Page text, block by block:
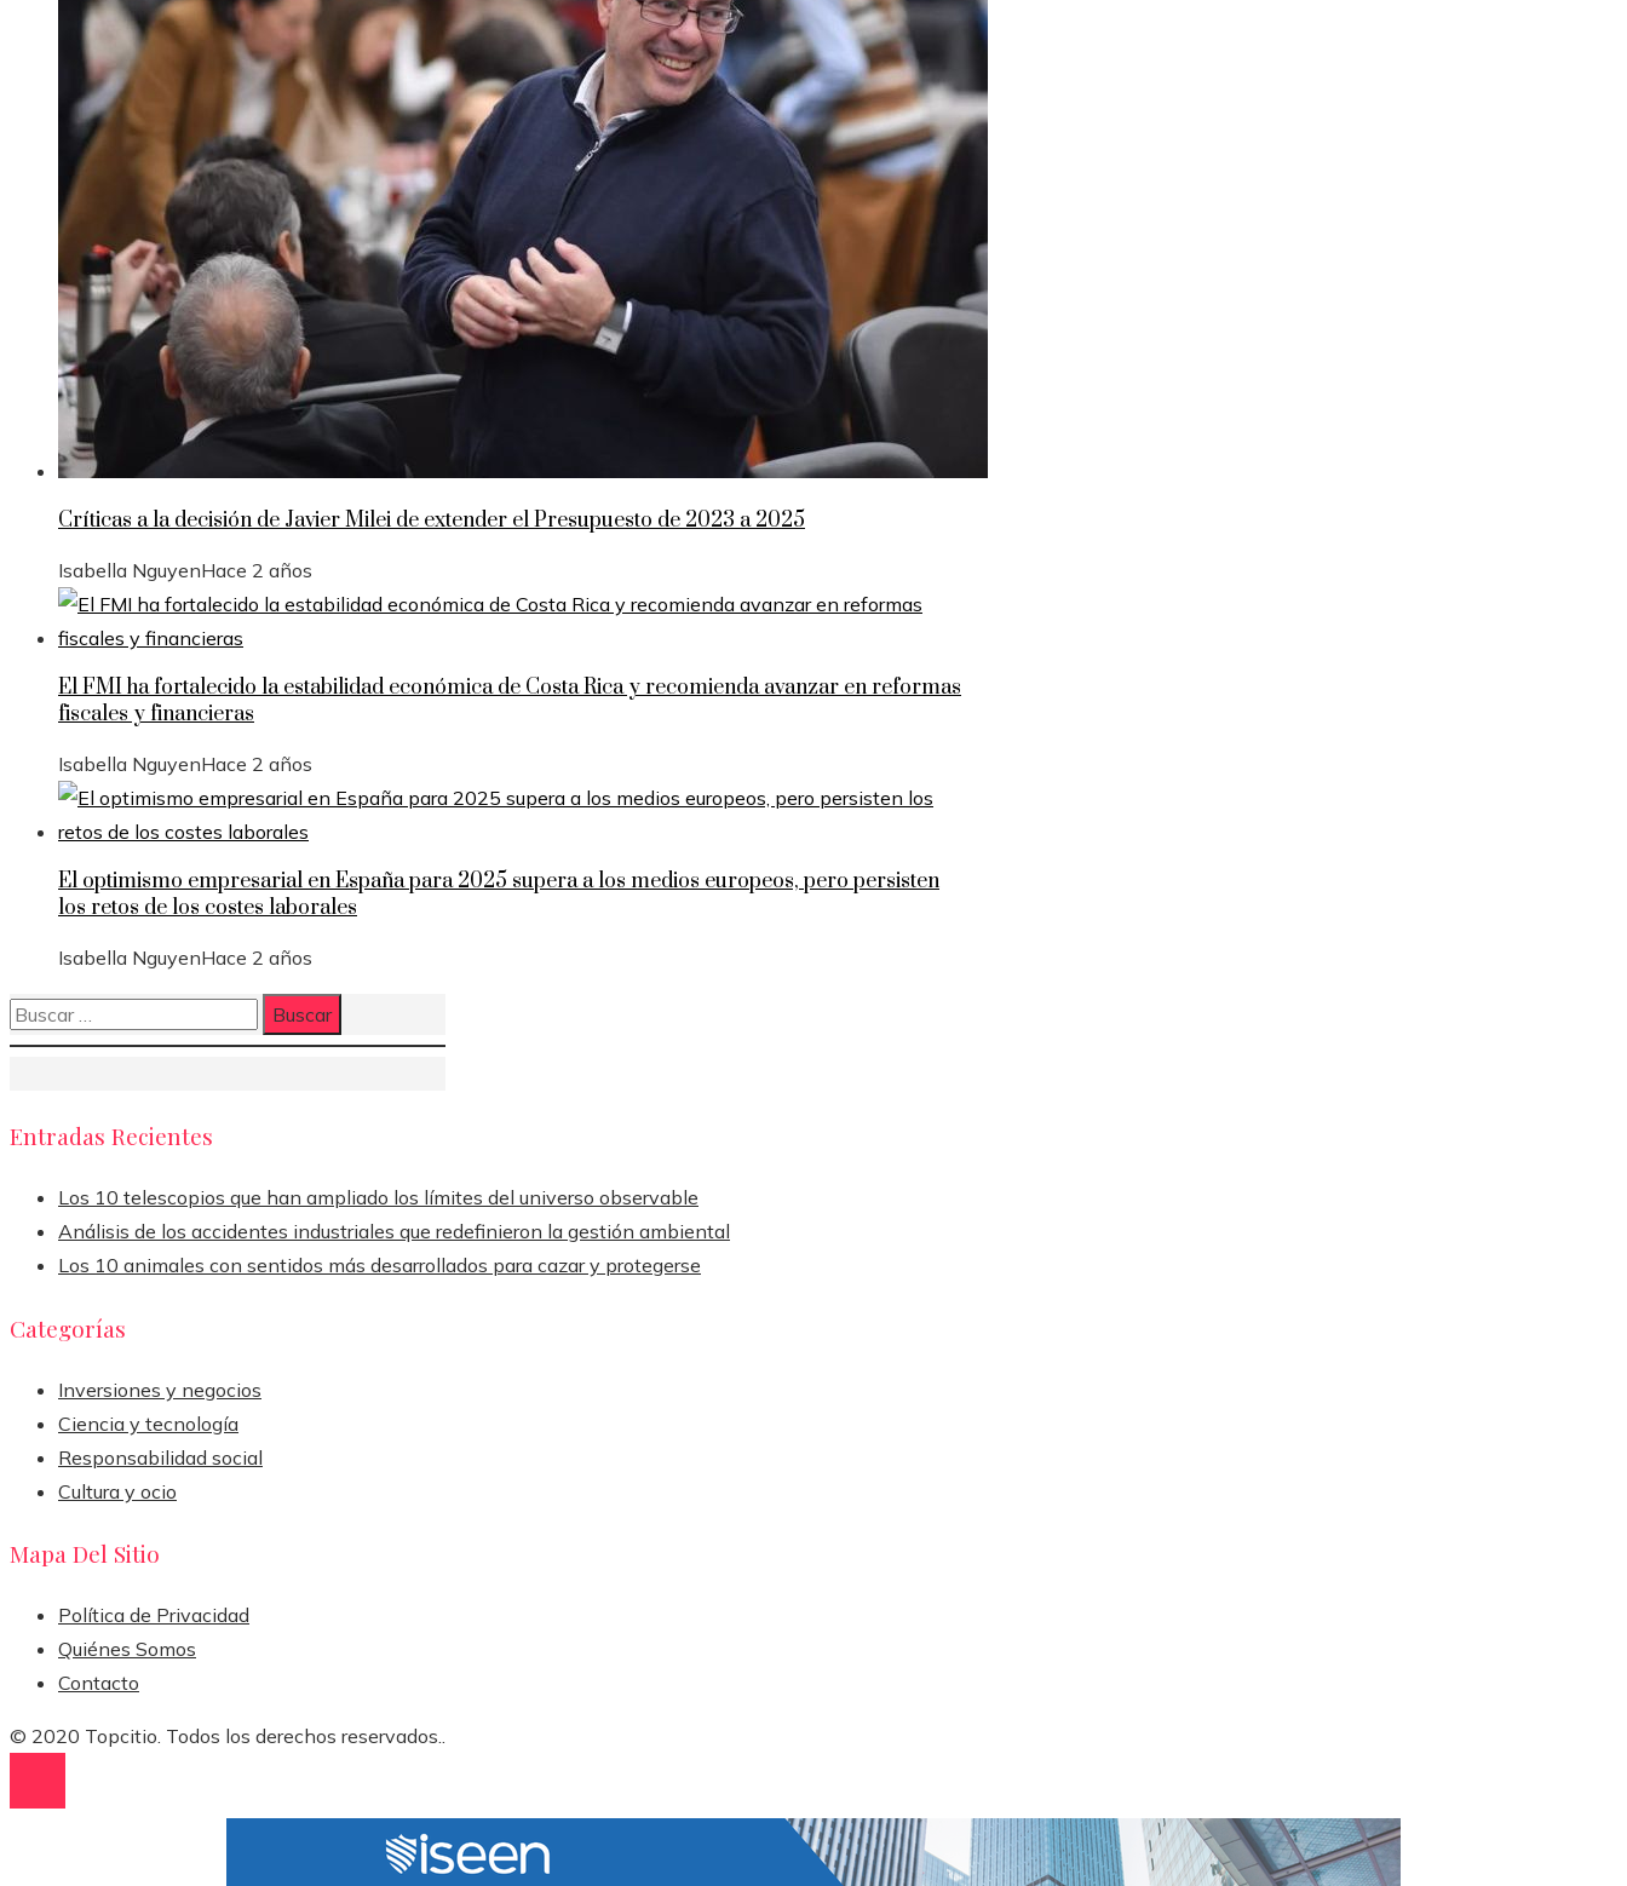
Críticas a la decisión de Javier Milei de extender el Presupuesto de 2023 a 2025
Isabella NguyenHace 2 años
El FMI ha fortalecido la estabilidad económica de Costa Rica y recomienda avanzar en reformas
fiscales y financieras
Isabella NguyenHace 2 años
El optimismo empresarial en España para 2025 supera a los medios europeos, pero persisten
los retos de los costes laborales
Isabella NguyenHace 2 años
Buscar:
Entradas Recientes
Los 10 telescopios que han ampliado los límites del universo observable
Análisis de los accidentes industriales que redefinieron la gestión ambiental
Los 10 animales con sentidos más desarrollados para cazar y protegerse
Categorías
Inversiones y negocios
Ciencia y tecnología
Responsabilidad social
Cultura y ocio
Mapa Del Sitio
Política de Privacidad
Quiénes Somos
Contacto
© 2020 Topcitio. Todos los derechos reservados..